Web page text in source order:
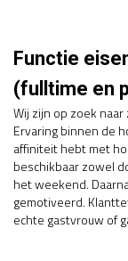
Functie
(fulltime en
Wij zijn op zoek
Ervaring binnen de
affiniteit hebt met
beschikbaar zowel
het weekend.
gemotiveerd.
echte gastvrouw of